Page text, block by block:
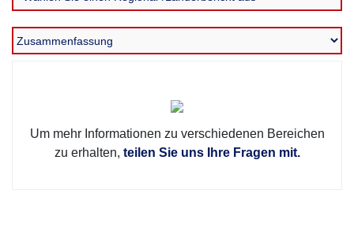
Um mehr Informationen zu verschiedenen Bereichen
zu erhalten, teilen Sie uns Ihre Fragen mit.